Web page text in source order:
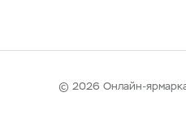
© 2026 Онлайн-